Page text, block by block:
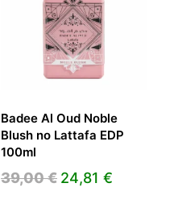
Badee Al Oud Noble
Blush no Lattafa EDP
100ml
39,00€ Original
24,81 €